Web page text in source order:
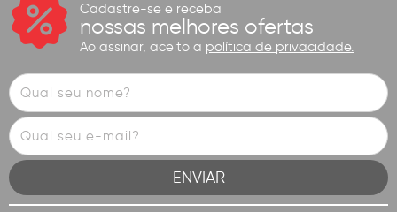
Cadastre-se e receba
nossas melhores ofertas
Ao assinar, aceito a política de privacidade.